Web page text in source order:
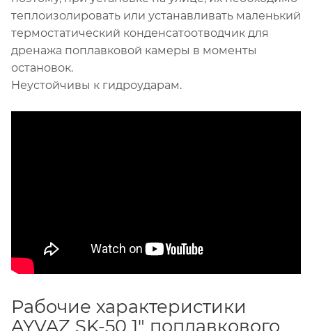
теплоизолировать или устанавливать маленький
термостатический конденсатоотводчик для
дренажа поплавковой камеры в моменты
остановок.
Неустойчивы к гидроударам.
Рабочие характеристики
AYVAZ SK-50 1" поплавкового